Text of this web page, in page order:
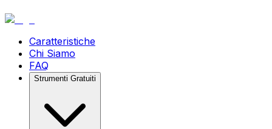
Caratteristiche
Chi Siamo
FAQ
Strumenti Gratuiti